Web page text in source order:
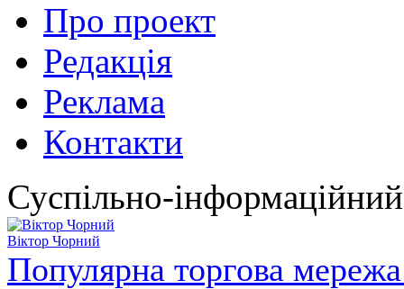
Про проект
Редакція
Реклама
Контакти
Суспільно-
Віктор Чорний
Популярна торгова